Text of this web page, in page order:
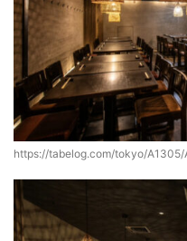
https://tabelog.com/tokyo/